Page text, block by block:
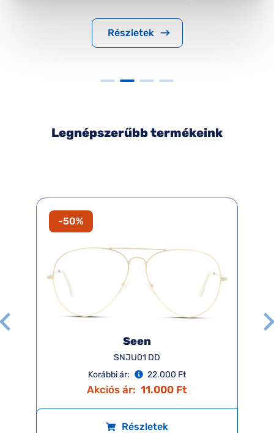
Részletek
Legnépszerűbb termékeink
-50%
Seen
SNJU01 DD
Korábbi ár:
22.000 Ft
Akciós ár: 11.000 Ft
Részletek